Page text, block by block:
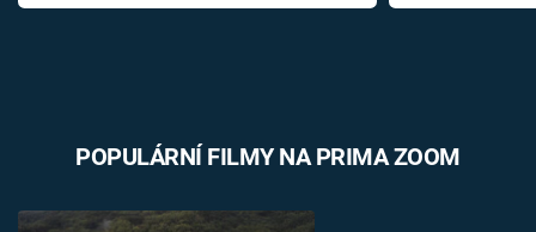
POPULÁRNÍ FILMY NA PRIMA ZOOM